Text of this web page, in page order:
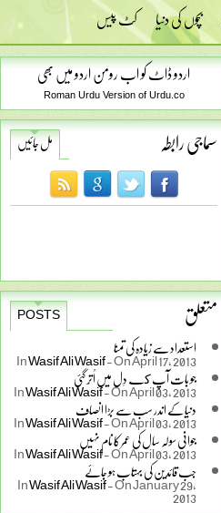
بچوں کی دنیا کٹ پیس
اردو ڈاٹ کو اب رومن اردو میں بھی
Roman Urdu Version of Urdu.co
سماجی رابطہ مل جائیں
متعلق
POSTS
استعداد سے زیادہ کی تمنا
InWasif Ali Wasif-On April 17, 2013
جو بات آپ كے دِل میں اُتَر گئی InWasif Ali Wasif-On April 03, 2013
دنیا کے اندر سب سے بڑا انصاف InWasif Ali Wasif-On April 03, 2013
جوانی سولہ سال کی عمر کا نام نہیں InWasif Ali Wasif-On April 03, 2013
جب قائدین کی بہتاب ہو جائے InWasif Ali Wasif-On January 29,
2013